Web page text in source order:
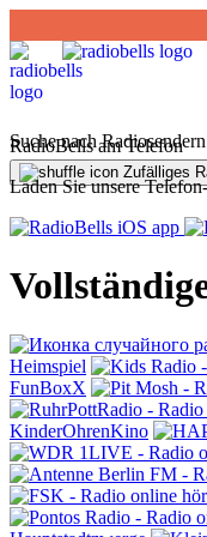
Suche nach Radiosendern
Zufälliges
RadioBells am Telefon
Laden Sie unsere
Heimspiel
FunBoxX
KinderOhrenKino